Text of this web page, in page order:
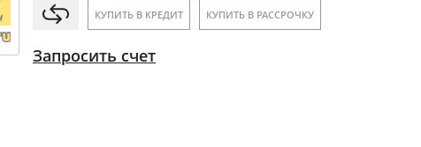
КУПИТЬ В КРЕДИТ КУПИТЬ В РАССРОЧКУ
Запросить счет